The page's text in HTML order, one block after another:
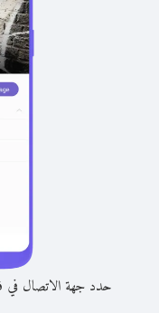
حدد جهة الاتصال في